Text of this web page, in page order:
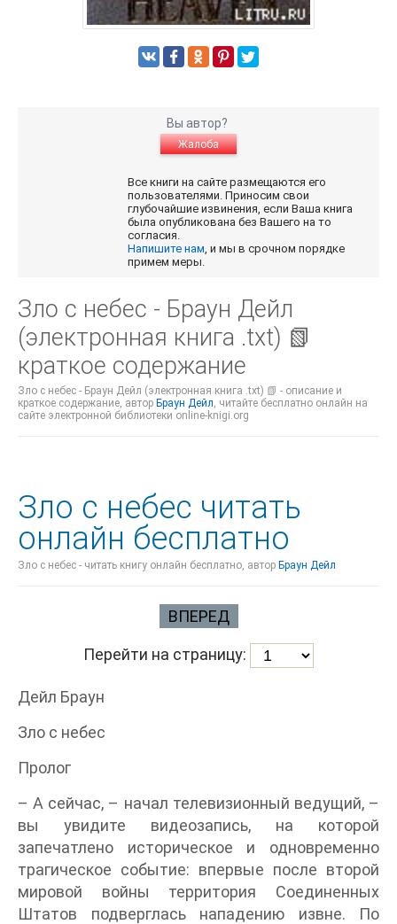
Вы автор?
Жалоба
Все книги на сайте размещаются его
пользователями. Приносим свои
глубочайшие извинения, если Ваша книга
была опубликована без Вашего на то
согласия.
Напишите нам, и мы в срочном порядке
примем меры.
Зло с небес - Браун Дейл
(электронная книга .txt) 📗
краткое содержание
Зло с небес - Браун Дейл (электронная книга .txt) 📗 - описание и
краткое содержание, автор Браун Дейл, читайте бесплатно онлайн на
сайте электронной библиотеки online-knigi.org
Зло с небес читать
онлайн бесплатно
Зло с небес - читать книгу онлайн бесплатно, автор Браун Дейл
ВПЕРЕД
Перейти на страницу:
Дейл Браун
Зло с небес
Пролог
– А сейчас, – начал телевизионный ведущий, –
вы увидите видеозапись, на которой
запечатлено историческое и одновременно
трагическое событие: впервые после второй
мировой войны территория Соединенных
Штатов подверглась нападению извне. По